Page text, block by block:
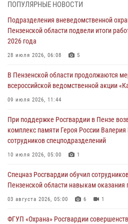
работы за первое полугодие 2026 года
Росгвардия обеспечила безопасность
1
В Пензе сотрудники Росгвардии
дома
03 августа 2026, 05:59
Росгвардейцы Пензенской области
03 августа 2026, 05:15
ПОПУЛЯРНЫЕ НОВОСТИ
Подразделения вневедомственной
Пензенской области подвели итоги
2026 года
28 июля 2026, 06:08 5
В Пензенской области продолжаются
всероссийской ведомственной акции
09 июля 2026, 11:44
При поддержке Росгвардии в Пензе
комплекс памяти Героя России
сотрудников спецподразделений
10 июля 2026, 05:00 1
Спецназ Росгвардии обучил
Пензенской области навыкам
03 августа 2026, 05:00 6 1
ФГУП «Охрана» Росгвардии